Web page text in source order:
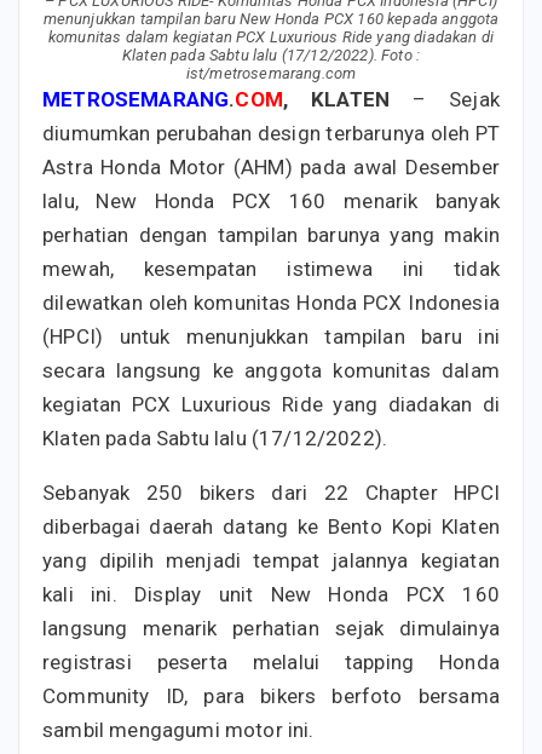
menunjukkan tampilan baru New Honda PCX 160 kepada anggota
komunitas dalam kegiatan PCX Luxurious Ride yang diadakan di
Klaten pada Sabtu lalu (17/12/2022). Foto :
ist/metrosemarang.com
METROSEMARANG.COM, KLATEN – Sejak
diumumkan perubahan design terbarunya oleh PT
Astra Honda Motor (AHM) pada awal Desember
lalu, New Honda PCX 160 menarik banyak
perhatian dengan tampilan barunya yang makin
mewah, kesempatan istimewa ini tidak
dilewatkan oleh komunitas Honda PCX Indonesia
(HPCI) untuk menunjukkan tampilan baru ini
secara langsung ke anggota komunitas dalam
kegiatan PCX Luxurious Ride yang diadakan di
Klaten pada Sabtu lalu (17/12/2022).
Sebanyak 250 bikers dari 22 Chapter HPCI
diberbagai daerah datang ke Bento Kopi Klaten
yang dipilih menjadi tempat jalannya kegiatan
kali ini. Display unit New Honda PCX 160
langsung menarik perhatian sejak dimulainya
registrasi peserta melalui tapping Honda
Community ID, para bikers berfoto bersama
sambil mengagumi motor ini.